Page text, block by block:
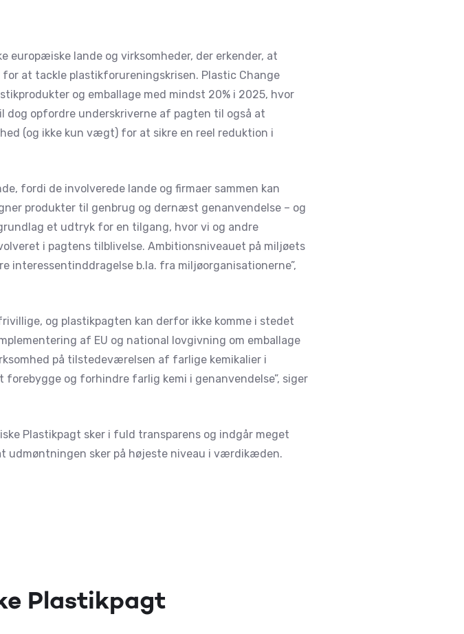
lande og virksomheder, der erkender, at
at tackle plastikforureningskrisen. Plastic Change
og emballage med mindst 20% i 2025, hvor
dog opfordre underskriverne af pagten til også at
(og ikke kun vægt) for at sikre en reel reduktion i
fordi de involverede lande og firmaer sammen kan
produkter til genbrug og dernæst genanvendelse – og
et udtryk for en tilgang, hvor vi og andre
i pagtens tilblivelse. Ambitionsniveauet på miljøets
interessentinddragelse b.la. fra miljøorganisationerne”,
og plastikpagten kan derfor ikke komme i stedet
af EU og national lovgivning om emballage
på tilstedeværelsen af ​​farlige kemikalier i
og forhindre farlig kemi i genanvendelse”, siger
Plastikpagt sker i fuld transparens og indgår meget
udmøntningen sker på højeste niveau i værdikæden.
Plastikpagt